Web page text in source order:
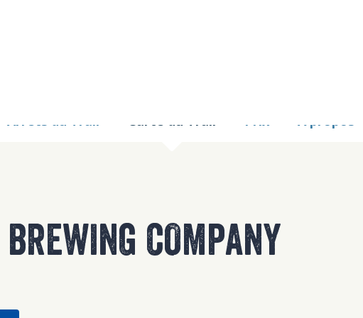
COMPANY